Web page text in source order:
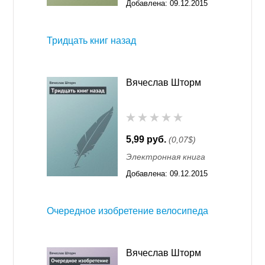
работающего в жанре юмористического фэнтези,
юмор и легкий слог.
Вячеслава Шторма можно купить и скачать для
ридера, ноутбука и телефона или прочесть онлайн.
Добавлена: 09.12.2015
Тридцать книг назад
Вячеслав Шторм
5,99 руб. (0,07$)
Электронная книга
Добавлена: 09.12.2015
Очередное изобретение велосипеда
Вячеслав Шторм